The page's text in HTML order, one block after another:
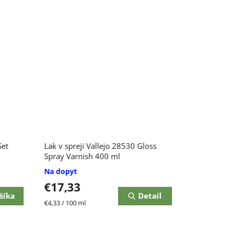
Lak v spreji Vallejo 28530 Gloss
Spray Varnish 400 ml
hodnotenie
produktu
3,0
z
hviezdičiek.
Na dopyt
€17,33
Jednotková
€4,33 / 100 ml
Detail